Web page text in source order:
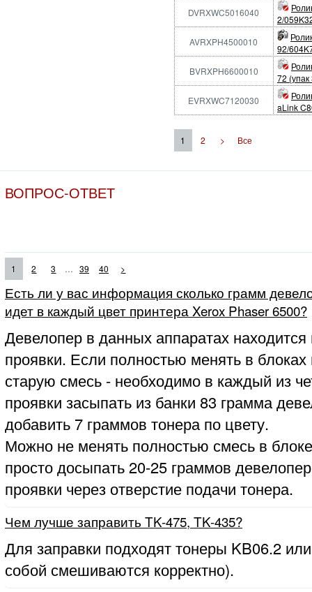
DVRXWC5016040
2/
AVRXPH4500010
92/
BVRXPH6600010
72
EVRXWC7120030
aLink
1 2 > Все
ВОПРОС-ОТВЕТ
1 2 3 ... 39 40 >
Есть ли у вас информация сколько грамм
идет в каждый цвет принтера Xerox Phaser 6500?
Девелопер в данных аппаратах находится
проявки. Если полностью менять в блоках
старую смесь - необходимо в каждый из
проявки засыпать из банки 83 грамма
добавить 7 граммов тонера по цвету.
Можно не менять полностью смесь в
просто досыпать 20-25 граммов
проявки через отверстие подачи тонера.
Чем лучше заправить TK-475, TK-435?
Для заправки подходят тонеры KB06.2
собой смешиваются корректно).